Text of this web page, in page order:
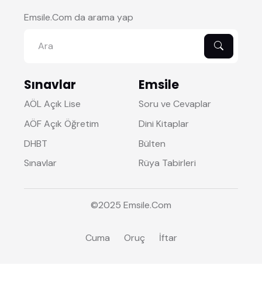
Emsile.Com da arama yap
Sınavlar
AÖL Açık Lise
AÖF Açık Öğretim
DHBT
Sınavlar
Emsile
Soru ve Cevaplar
Dini Kitaplar
Bülten
Rüya Tabirleri
©2025 Emsile.Com
Cuma Oruç İftar